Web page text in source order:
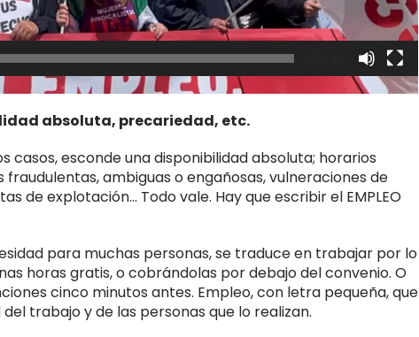
absoluta, precariedad, etc.
casos, esconde una disponibilidad absoluta; horarios
ambiguas o engañosas, vulneraciones de
de explotación… Todo vale. Hay que escribir el EMPLEO
para muchas personas, se traduce en trabajar por lo
horas gratis, o cobrándolas por debajo del convenio. O
cinco minutos antes. Empleo, con letra pequeña, que
trabajo y de las personas que lo realizan.